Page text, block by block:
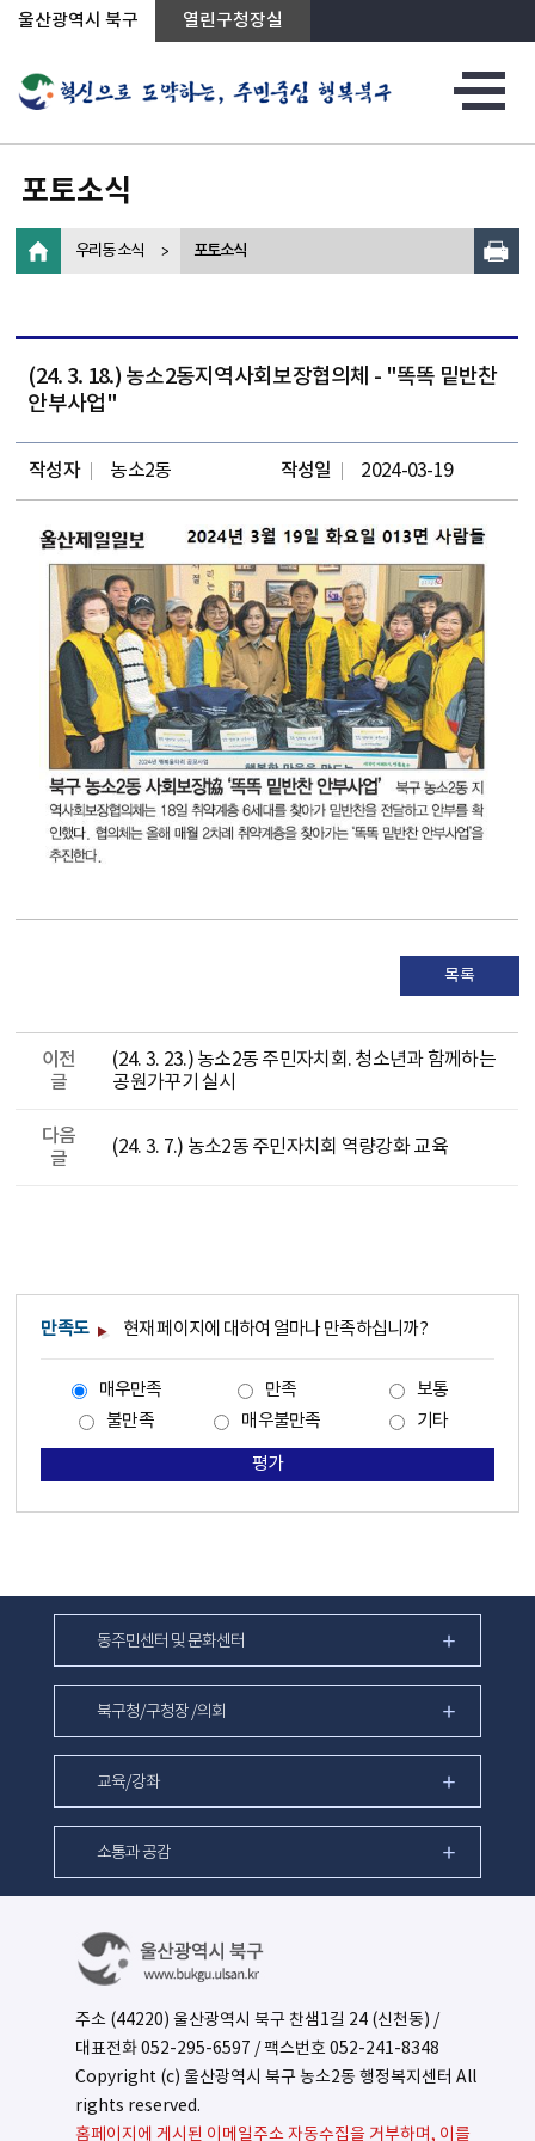
상단메뉴로 바로가기
전체메뉴로 바로가기
왼쪽메뉴로 바로가기
본문으로 바로가기
울산광역시 북구 열린구청장실
포토소식
우리동 소식 포토소식
(24. 3. 18.) 농소2동지역사회보장협의체 - "똑똑 밑반찬
안부사업"
작성자 농소2동 작성일 2024-03-19
목록
이전
글
(24. 3. 23.) 농소2동 주민자치회. 청소년과 함께하는
공원가꾸기 실시
다음
글
(24. 3. 7.) 농소2동 주민자치회 역량강화 교육
만족도 현재 페이지에 대하여 얼마나 만족하십니까?
매우만족 만족
보통
불만족
매우불만족 기타
평가
동주민센터 및 문화센터
북구청/구청장 /의회
교육/강좌
소통과 공감
주소 (44220) 울산광역시 북구 찬샘1길 24 (신천동) /
대표전화052-295-6597 / 팩스번호 052-241-8348
Copyright (c) 울산광역시 북구 농소2동 행정복지센터 All
rights reserved.
홈페이지에 게시된 이메일주소 자동수집을 거부하며, 이를